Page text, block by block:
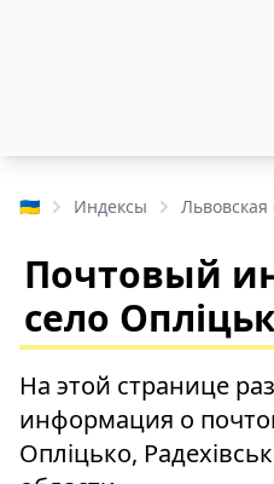
🇺🇦 Индексы Львовская
Почтовый
село
На этой странице
информация о
Опліцько,